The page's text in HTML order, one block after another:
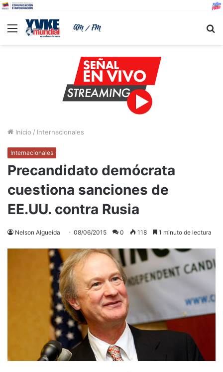
Menu
Inicio / Internacionales
Internacionales
Precandidato demócrata
cuestiona sanciones de
EE.UU. contra Rusia
Nelson Algueida 08/06/2015 0 118 1 minuto de lectura